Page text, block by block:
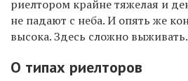
риелтором крайне тяжелая и
не падают с неба. И опять же
высока. Здесь сложно выживать.
О типах риелторов